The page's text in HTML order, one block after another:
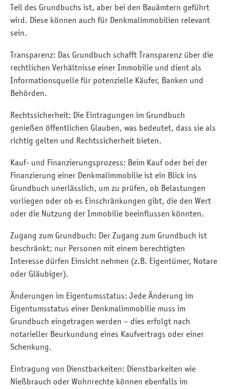
Teil des Grundbuchs ist, aber bei den Bauämtern geführt
wird. Diese können auch für Denkmalimmobilien relevant
sein.
Transparenz: Das Grundbuch schafft Transparenz über die
rechtlichen Verhältnisse einer Immobilie und dient als
Informationsquelle für potenzielle Käufer, Banken und
Behörden.
Rechtssicherheit: Die Eintragungen im Grundbuch
genießen öffentlichen Glauben, was bedeutet, dass sie als
richtig gelten und Rechtssicherheit bieten.
Kauf- und Finanzierungsprozess: Beim Kauf oder bei der
Finanzierung einer Denkmalimmobilie ist ein Blick ins
Grundbuch unerlässlich, um zu prüfen, ob Belastungen
vorliegen oder ob es Einschränkungen gibt, die den Wert
oder die Nutzung der Immobilie beeinflussen könnten.
Zugang zum Grundbuch: Der Zugang zum Grundbuch ist
beschränkt; nur Personen mit einem berechtigten
Interesse dürfen Einsicht nehmen (z.B. Eigentümer, Notare
oder Gläubiger).
Änderungen im Eigentumsstatus: Jede Änderung im
Eigentumsstatus einer Denkmalimmobilie muss im
Grundbuch eingetragen werden – dies erfolgt nach
notarieller Beurkundung eines Kaufvertrags oder einer
Schenkung.
Eintragung von Dienstbarkeiten: Dienstbarkeiten wie
Nießbrauch oder Wohnrechte können ebenfalls im